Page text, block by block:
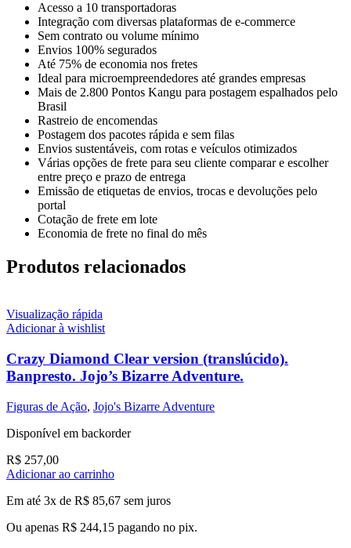
Acesso a 10 transportadoras
Integração com diversas plataformas de e-commerce
Sem contrato ou volume mínimo
Envios 100% segurados
Até 75% de economia nos fretes
Ideal para microempreendedores até grandes empresas
Mais de 2.800 Pontos Kangu para postagem espalhados pelo
Brasil
Rastreio de encomendas
Postagem dos pacotes rápida e sem filas
Envios sustentáveis, com rotas e veículos otimizados
Várias opções de frete para seu cliente comparar e escolher
entre preço e prazo de entrega
Emissão de etiquetas de envios, trocas e devoluções pelo
portal
Cotação de frete em lote
Economia de frete no final do mês
Produtos relacionados
Visualização rápida
Adicionar à wishlist
Crazy Diamond Clear version (translúcido).
Banpresto. Jojo’s Bizarre Adventure.
Figuras de Ação, Jojo's Bizarre Adventure
Disponível em backorder
R$ 257,00
Adicionar ao carrinho
Em até 3x de R$ 85,67 sem juros
Ou apenas R$ 244,15 pagando no pix.